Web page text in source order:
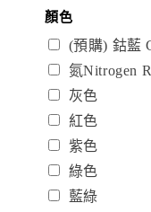
顏色
(預購) 鈷藍
氮Nitrogen
灰色
紅色
紫色
綠色
藍綠